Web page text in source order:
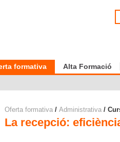
formativa Alta Formació
Oferta formativa / Administrativa /
La recepció: